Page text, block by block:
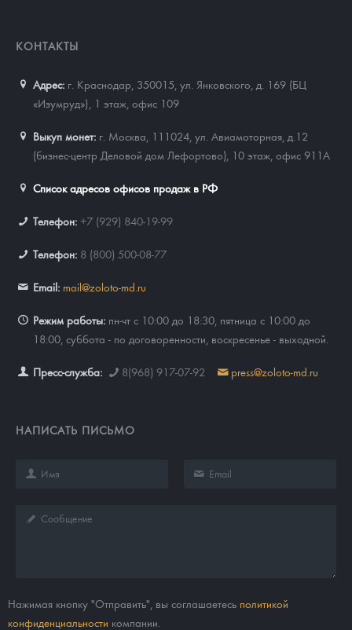
КОНТАКТЫ
Адрес: г. Краснодар, 350015 ул. Янковского, д. 169 (БЦ
«Изумруд»), 1 этаж, офис 109
Выкуп монет: г. Москва, 111024, ул. Авиамоторная, д.12
(бизнес-центр Деловой дом Лефортово), 10 этаж, офис 911А
Список адресов офисов продаж в РФ
Телефон: +7 (929) 840-19-99
Телефон: 8 (800) 500-08-77
Email: mail@zoloto-md.ru
Режим работы: пн-чт с 10:00 до 18:30, пятница с 10:00 до
18:00, суббота - по договоренности, воскресенье - выходной.
Пресс-служба: 8(968) 917-07-92 press@zoloto-md.ru
НАПИСАТЬ ПИСЬМО
Нажимая кнопку "Отправить", вы соглашаетесь политикой
конфиденциальности компании.